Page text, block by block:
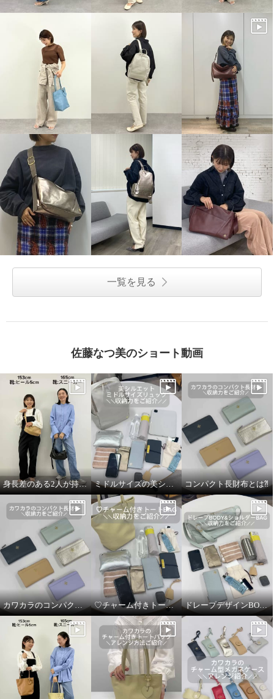
一覧を見る
佐藤なつ美のショート動画
身長差のある2人が持ってみました！ ミドルサイズの美シルエットリュック コンパクト長財布とは⁈
カワカラのコンパクト長財布の収納力 ♡チャーム付きトートバッグの収納力 ドレープデザインBODY &ショルダーBAGの収納力